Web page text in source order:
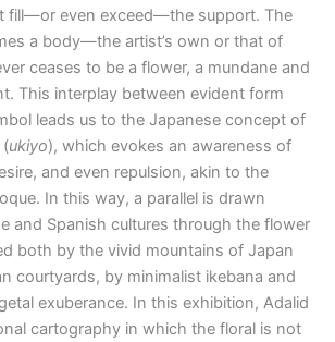
fill—or even exceed—the support. The
a body—the artist’s own or that of
ceases to be a flower, a mundane and
This interplay between evident form
leads us to the Japanese concept of
(ukiyo), which evokes an awareness of
and even repulsion, akin to the
In this way, a parallel is drawn
and Spanish cultures through the flower
both by the vivid mountains of Japan
courtyards, by minimalist ikebana and
exuberance. In this exhibition, Adalid
cartography in which the floral is not